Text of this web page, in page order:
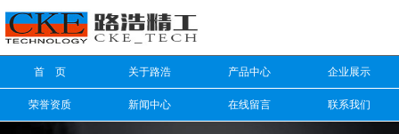
首 页 关于路浩 产品中心 企业展示
荣誉资质 新闻中心 在线留言 联系我们
信息搜索